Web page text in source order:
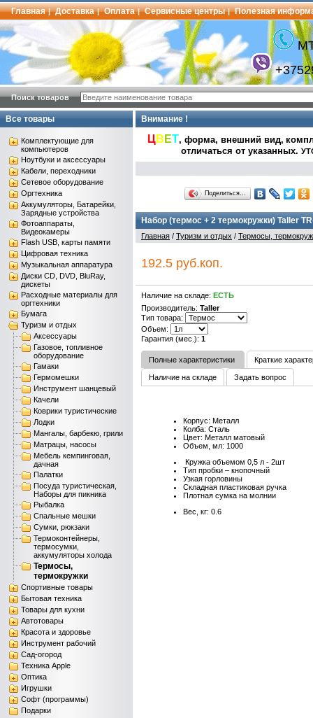
Главная | Доставка | Оплата | Сервисные центры | Полезная
Поиск товаров
Все товары
Комплектующие для
компьютеров
Ноутбуки и аксессуары
Кабели, переходники
Сетевое оборудование
Оргтехника
Аккумуляторы, Батарейки,
Зарядные устройства
Фотоаппараты,
Видеокамеры
Flash USB, карты памяти
Цифровая техника
Музыкальная аппаратура
Диски CD, DVD, BluRay,
дискеты
Расходные материалы для
оргтехники
Бумага
Туризм и отдых
Аксессуары
Газовое, топливное
оборудование
Гамаки
Гермомешки
Инструмент шанцевый
Качели
Коврики туристические
Лодки
Мангалы, барбекю, грили
Матрацы, насосы
Мебель кемпинговая,
дачная
Палатки
Посуда туристическая,
Наборы для пикника
Рыбалка
Спальные мешки
Сумки, рюкзаки
Термоконтейнеры,
термосумки,
аккумуляторы холода
Термосы,
термокружки
Спортивные товары
Бытовая техника
Товары для кухни
Автотовары
Красота и здоровье
Инструмент рабочий
Сад-огород
Техника Apple
Оптика
Игрушки
Софт (программы)
Подарки
Внимание !
ЦВ ЕТ, форма, внешний вид,
отличаться от указанных.
Поделиться…
Набор (термос + 2 термокружки) Taller
Главная / Туризм и отдых / Термосы,
192.5 руб.коп.
Наличие на складе: ЕСТЬ
Производитель: Taller
Тип товара:
Объем:
Гарантия (мес.): 1
Полные характеристики Краткие
Наличие на складе Задать вопрос
Корпус: Металл
Колба: Сталь
Цвет: Металл матовый
Объем, мл: 1000
Кружка объемом 0,5 л - 2шт
Тип пробки – кнопочный
Узкая горловины
Складная пластиковая ручка
Плотная сумка на молнии
Вес, кг: 0.6